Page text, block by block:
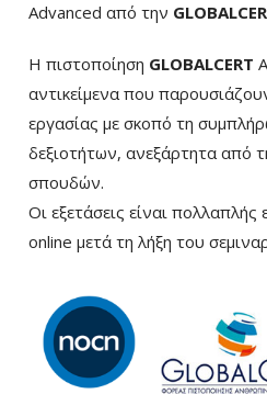
Advanced από την
Η πιστοποίηση GLOBALCERT
αντικείμενα που
εργασίας με σκοπό τη
δεξιοτήτων, ανεξάρτητα από
σπουδών.
Οι εξετάσεις είναι πολλαπλής
online μετά τη λήξη του